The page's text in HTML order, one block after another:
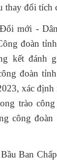
thay đổi tích
mới -
đoàn
kết đánh
đoàn
xác định
trào
công
Ban